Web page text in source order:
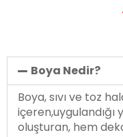
Boya Nedir?
Boya, sıvı ve toz
oluşturan, hem